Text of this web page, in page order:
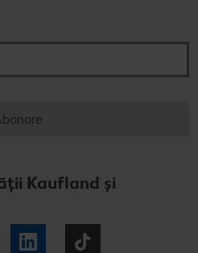
Kaufland și
LinkedIn